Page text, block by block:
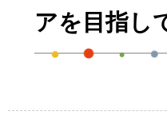
アを目指し